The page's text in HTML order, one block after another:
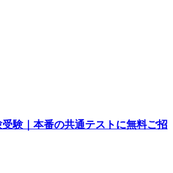
験｜本番の共通テストに無料ご招